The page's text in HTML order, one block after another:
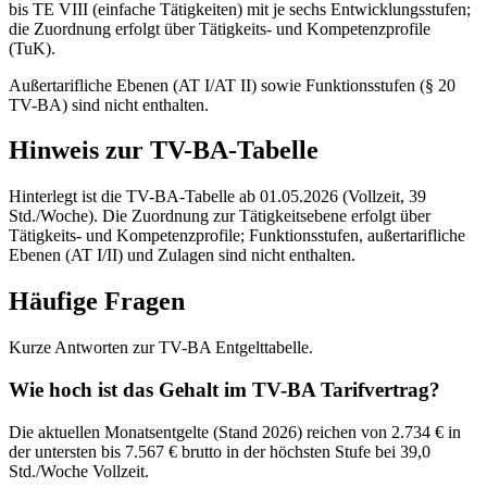
bis TE VIII (einfache Tätigkeiten) mit je sechs Entwicklungsstufen;
die Zuordnung erfolgt über Tätigkeits- und Kompetenzprofile
(TuK).
Außertarifliche Ebenen (AT I/AT II) sowie Funktionsstufen (§ 20
TV-BA) sind nicht enthalten.
Hinweis zur TV-BA-Tabelle
Hinterlegt ist die TV-BA-Tabelle ab 01.05.2026 (Vollzeit, 39
Std./Woche). Die Zuordnung zur Tätigkeitsebene erfolgt über
Tätigkeits- und Kompetenzprofile; Funktionsstufen, außertarifliche
Ebenen (AT I/II) und Zulagen sind nicht enthalten.
Häufige Fragen
Kurze Antworten zur TV-BA Entgelttabelle.
Wie hoch ist das Gehalt im TV-BA Tarifvertrag?
Die aktuellen Monatsentgelte (Stand 2026) reichen von 2.734 € in
der untersten bis 7.567 € brutto in der höchsten Stufe bei 39,0
Std./Woche Vollzeit.